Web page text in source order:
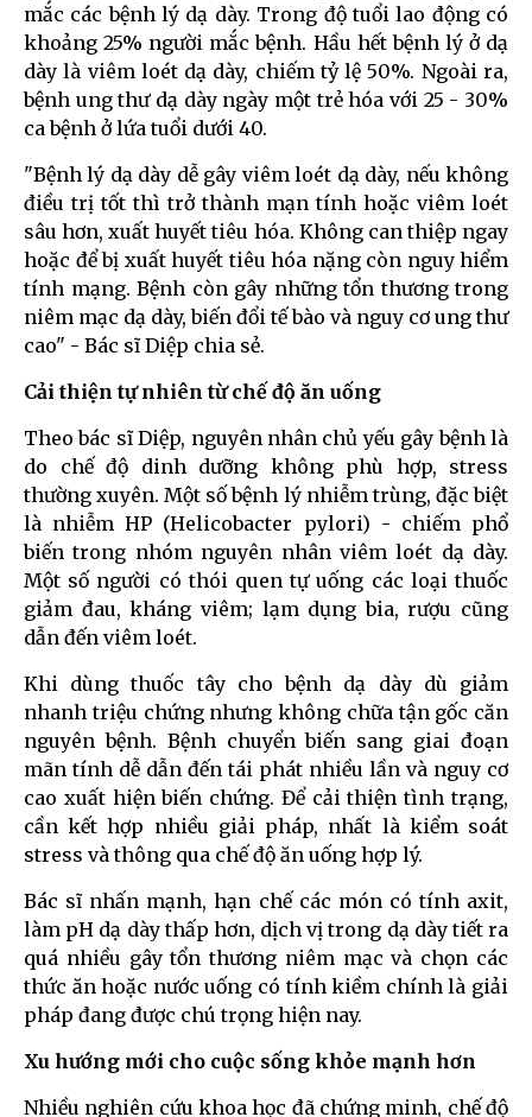
mắc các bệnh lý dạ dày. Trong độ tuổi lao động có
khoảng 25% người mắc bệnh. Hầu hết bệnh lý ở dạ
dày là viêm loét dạ dày, chiếm tỷ lệ 50%. Ngoài ra,
bệnh ung thư dạ dày ngày một trẻ hóa với 25 - 30%
ca bệnh ở lứa tuổi dưới 40.
"Bệnh lý dạ dày dễ gây viêm loét dạ dày, nếu không
điều trị tốt thì trở thành mạn tính hoặc viêm loét
sâu hơn, xuất huyết tiêu hóa. Không can thiệp ngay
hoặc để bị xuất huyết tiêu hóa nặng còn nguy hiểm
tính mạng. Bệnh còn gây những tổn thương trong
niêm mạc dạ dày, biến đổi tế bào và nguy cơ ung thư
cao" - Bác sĩ Diệp chia sẻ.
Cải thiện tự nhiên từ chế độ ăn uống
Theo bác sĩ Diệp, nguyên nhân chủ yếu gây bệnh là
do chế độ dinh dưỡng không phù hợp, stress
thường xuyên. Một số bệnh lý nhiễm trùng, đặc biệt
là nhiễm HP (Helicobacter pylori) - chiếm phổ
biến trong nhóm nguyên nhân viêm loét dạ dày.
Một số người có thói quen tự uống các loại thuốc
giảm đau, kháng viêm; lạm dụng bia, rượu cũng
dẫn đến viêm loét.
Khi dùng thuốc tây cho bệnh dạ dày dù giảm
nhanh triệu chứng nhưng không chữa tận gốc căn
nguyên bệnh. Bệnh chuyển biến sang giai đoạn
mãn tính dễ dẫn đến tái phát nhiều lần và nguy cơ
cao xuất hiện biến chứng. Để cải thiện tình trạng,
cần kết hợp nhiều giải pháp, nhất là kiểm soát
stress và thông qua chế độ ăn uống hợp lý.
Bác sĩ nhấn mạnh, hạn chế các món có tính axit,
làm pH dạ dày thấp hơn, dịch vị trong dạ dày tiết ra
quá nhiều gây tổn thương niêm mạc và chọn các
thức ăn hoặc nước uống có tính kiềm chính là giải
pháp đang được chú trọng hiện nay.
Xu hướng mới cho cuộc sống khỏe mạnh hơn
Nhiều nghiên cứu khoa học đã chứng minh, chế độ